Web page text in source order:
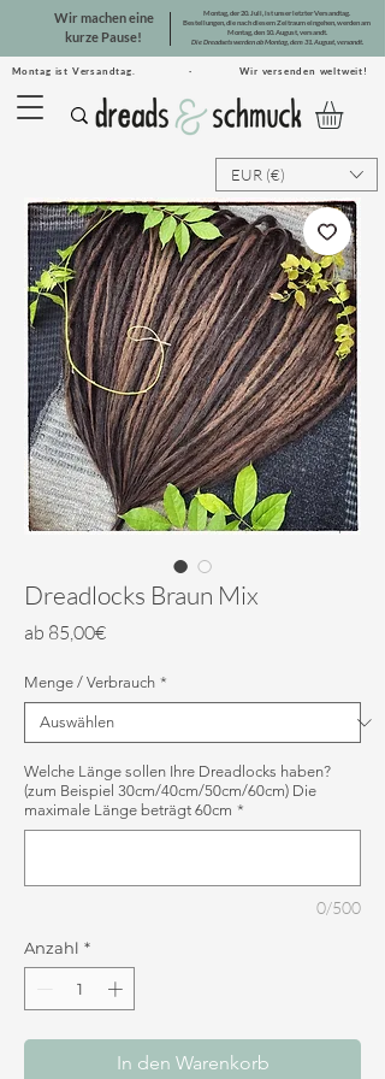
Montag ist Versandtag. · Wir versenden weltweit!
Wir machen eine
kurze Pause!
Montag, der 20. Juli, ist unser letzter Versandtag.
Bestellungen, die nach diesem Zeitraum eingehen, werden am
Montag, den 10. August, versandt.
Die Dreadsets werden ab Montag, dem 31. August, versandt.
EUR (€)
Dreadlocks Braun Mix
ab 85,00€Sale-
Menge / Verbrauch *
Welche Länge sollen Ihre Dreadlocks haben?
(zum Beispiel 30cm/40cm/50cm/60cm) Die
maximale Länge beträgt 60cm *
0/500
Anzahl *
In den Warenkorb